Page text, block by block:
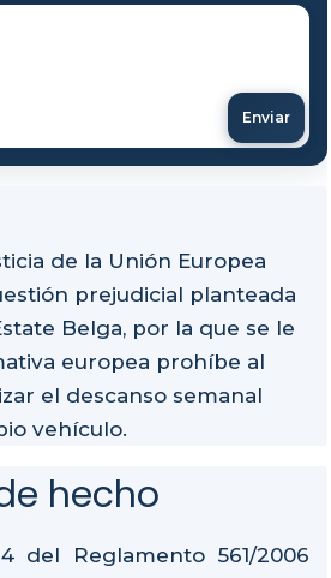
Enviar
de la Unión Europea
prejudicial planteada
Belga, por la que se le
europea prohíbe al
el descanso semanal
vehículo.
hecho
del Reglamento 561/2006